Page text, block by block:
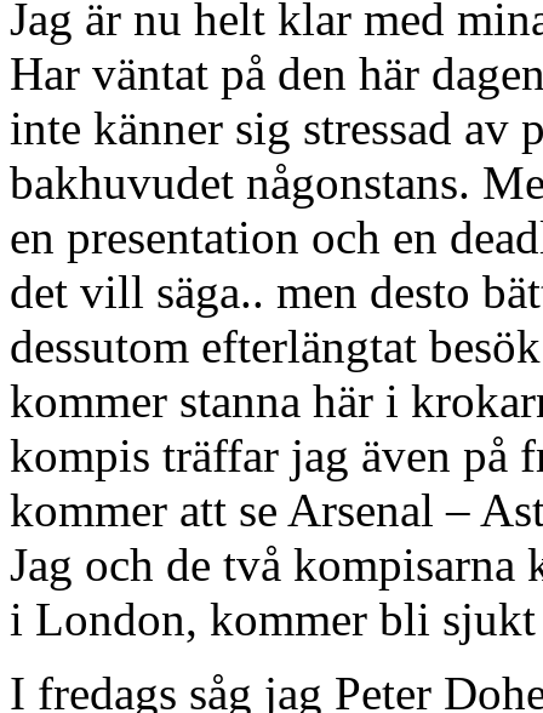
Jag är nu helt klar med
Har väntat på den här
inte känner sig stressad
bakhuvudet någonstans.
en presentation och en
det vill säga.. men desto
dessutom efterlängtat
kommer stanna här i
kompis träffar jag även på
kommer att se Arsenal –
Jag och de två kompisarna
i London, kommer bli
I fredags såg jag Peter